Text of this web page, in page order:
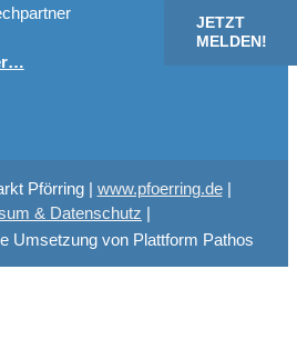
JETZT
MELDEN!
Pförring | www.pfoerring.de|
& Datenschutz |